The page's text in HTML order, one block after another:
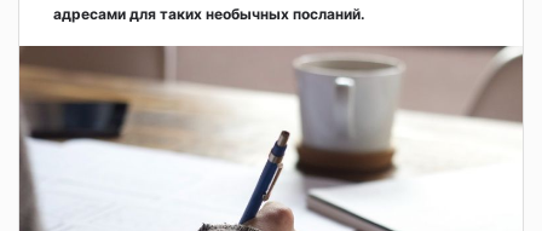
адресами для таких необычных посланий.